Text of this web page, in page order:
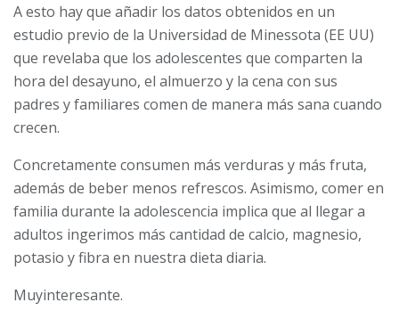
A esto hay que añadir los datos obtenidos en un
estudio previo de la Universidad de Minessota (EE UU)
que revelaba que los adolescentes que comparten la
hora del desayuno, el almuerzo y la cena con sus
padres y familiares comen de manera más sana cuando
crecen.
Concretamente consumen más verduras y más fruta,
además de beber menos refrescos. Asimismo, comer en
familia durante la adolescencia implica que al llegar a
adultos ingerimos más cantidad de calcio, magnesio,
potasio y fibra en nuestra dieta diaria.
Muyinteresante.